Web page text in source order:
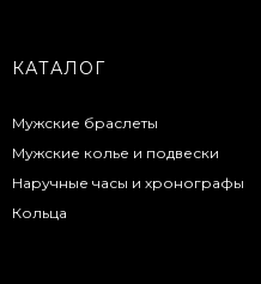
КАТАЛОГ
Мужские браслеты
Мужские колье и подвески
Наручные часы и хронографы
Кольца